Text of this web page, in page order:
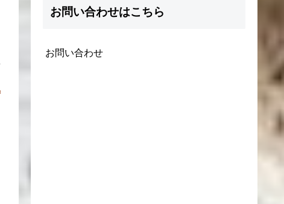
お問い合わせはこちら
お問い合わせ